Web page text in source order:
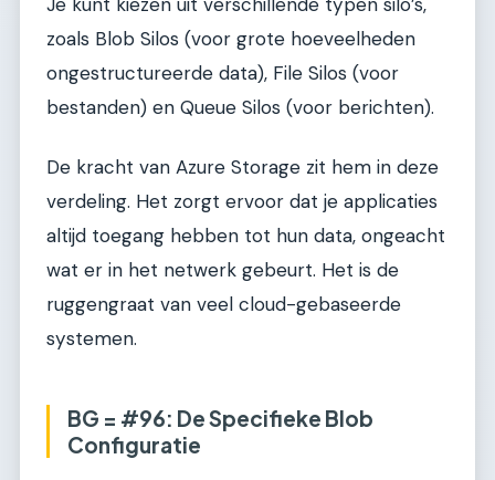
zoals Blob Silos (voor grote hoeveelheden
ongestructureerde data), File Silos (voor
bestanden) en Queue Silos (voor berichten).
De kracht van Azure Storage zit hem in deze
verdeling. Het zorgt ervoor dat je applicaties
altijd toegang hebben tot hun data, ongeacht
wat er in het netwerk gebeurt. Het is de
ruggengraat van veel cloud-gebaseerde
systemen.
BG = #96: De Specifieke Blob
Configuratie